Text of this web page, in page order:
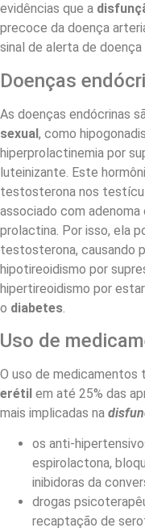
evidências que a
precoce da doença
sinal de alerta de doença
Doenças
As doenças endócrinas
sexual, como
hiperprolactinemia por
luteinizante. Este
testosterona nos
associado com
prolactina. Por isso, ela
testosterona, causando
hipotireoidismo por
hipertireoidismo por
o diabetes
Uso de
O uso de medicamentos
erétil em até 25% das
mais implicadas na
os anti-
espirolactona,
inibidoras da
drogas
recaptação de